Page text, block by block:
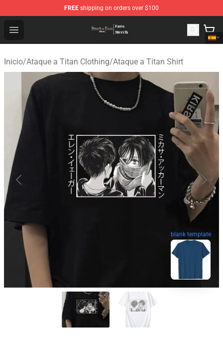
FREE shipping on orders over $100
Open menu
Attack On Titan Store - Official Attack On Titan
Inicio/Ataque a Titan Clothing/Ataque a Titan Shirt
blank template